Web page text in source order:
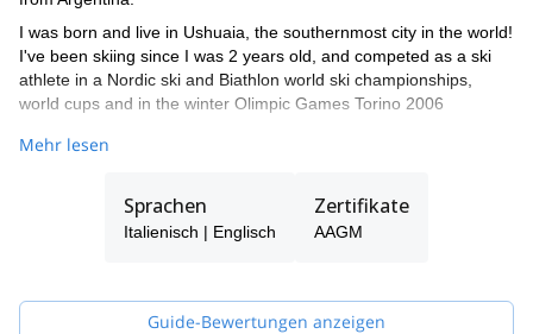
I was born and live in Ushuaia, the southernmost city in the world!
I've been skiing since I was 2 years old, and competed as a ski
athlete in a Nordic ski and Biathlon world ski championships,
world cups and in the winter Olimpic Games Torino 2006
In 2007 I retired from professional competitions to focus on my
at the Argentinean Mountaineering Guides Association (AAGM).
In 2017 I completed the guiding courses to become also a
and Patagonia while many of those are new lines
Mehr lesen
Sprachen
Italienisch | Englisch
Zertifikate
AAGM
Guide-Bewertungen anzeigen